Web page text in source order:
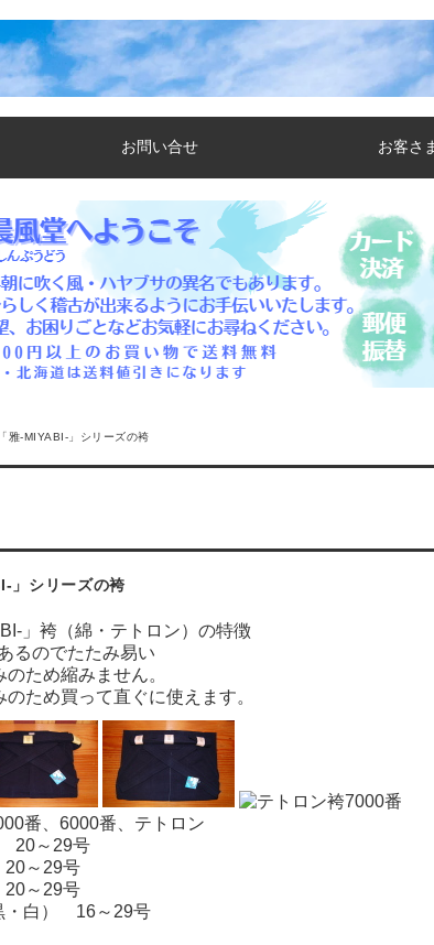
お問い合せ お客さ
雅-MIYABI-」シリーズの袴
」シリーズの袴
」袴（綿・テトロン）の特徴
るのでたたみ易い
のため縮みません。
のため買って直ぐに使えます。
番、6000番、テトロン
20～29号
～29号
～29号
・白） 16～29号